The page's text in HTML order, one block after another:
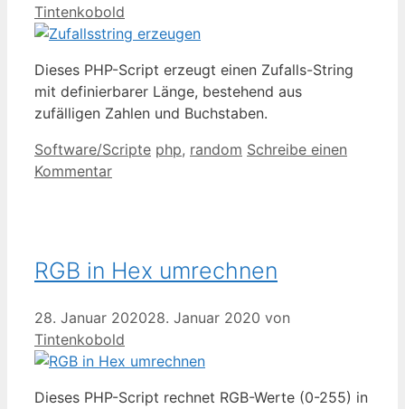
Tintenkobold
Dieses PHP-Script erzeugt einen Zufalls-String
mit definierbarer Länge, bestehend aus
zufälligen Zahlen und Buchstaben.
Kategorien
Software/Scripte Schlagwörter
php, random Schreibe einen
Kommentar
RGB in Hex umrechnen
28. Januar 202028. Januar 2020 von
Tintenkobold
Dieses PHP-Script rechnet RGB-Werte (0-255) in